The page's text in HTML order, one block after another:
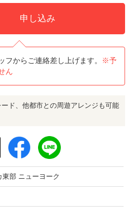
申し込み
フからご連絡差し上げます。
※予
ん
ド、他都市との周遊アレンジも可能
東部 ニューヨーク